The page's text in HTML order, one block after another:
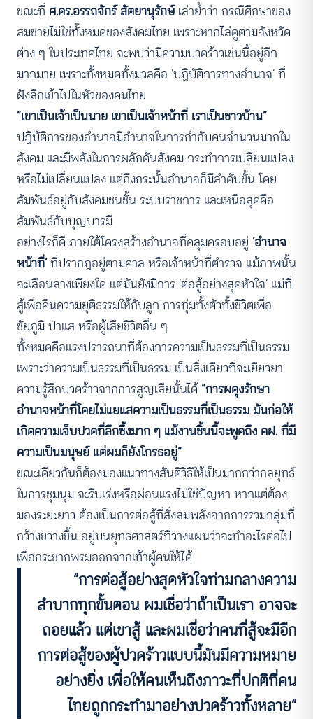
ขณะที่ ศ.ดร.อรรถจักร์ สัตยานุรักษ์เล่าย้ำว่า กรณีศึกษาของ
สมชายไม่ใช่ทั้งหมดของสังคมไทย เพราะหากไล่ดูตามจังหวัด
ต่าง ๆ ในประเทศไทย จะพบว่ามีความปวดร้าวเช่นนี้อยู่อีก
มากมาย เพราะทั้งหมดทั้งมวลคือ ‘ปฏิบัติการทางอำนาจ’ ที่
ฝังลึกเข้าไปในหัวของคนไทย
“เขาเป็นเจ้าเป็นนาย เขาเป็นเจ้าหน้าที่ เราเป็นชาวบ้าน”
ปฏิบัติการของอำนาจมีอำนาจในการกำกับคนจำนวนมากใน
สังคม และมีพลังในการผลักดันสังคม กระทำการเปลี่ยนแปลง
หรือไม่เปลี่ยนแปลง แต่ถึงกระนั้นอำนาจก็มีลำดับขั้น โดย
สัมพันธ์อยู่กับสังคมชนชั้น ระบบราชการ และเหนือสุดคือ
สัมพันธ์กับบุญบารมี
อย่างไรก็ดี ภายใต้โครงสร้างอำนาจที่คลุมครอบอยู่ ‘อำนาจ
หน้าที่’ที่ปรากฎอยู่ตามศาล หรือเจ้าหน้าที่ตำรวจ แม้ภาพนั้น
จะเลือนลางเพียงใด แต่มันยังมีการ ‘ต่อสู้อย่างสุดหัวใจ’ แม่ที่
สู้เพื่อคืนความยุติธรรมให้กับลูก การทุ่มทั้งตัวทั้งชีวิตเพื่อ
ชัยภูมิ ป่าแส หรือผู้เสียชีวิตอื่น ๆ
ทั้งหมดคือแรงปรารถนาที่ต้องการความเป็นธรรมที่เป็นธรรม
เพราะว่าความเป็นธรรมที่เป็นธรรม เป็นสิ่งเดียวที่จะเยียวยา
ความรู้สึกปวดร้าวจากการสูญเสียนั้นได้“การผดุงรักษา
อำนาจหน้าที่โดยไม่แยแสความเป็นธรรมที่เป็นธรรม มันก่อให้
เกิดความเจ็บปวดที่ลึกซึ้งมาก ๆ แม้งานชิ้นนี้จะพูดถึง คฝ. ที่มี
ความเป็นมนุษย์ แต่ผมก็ยังโกรธอยู่”
ขณะเดียวกันก็ต้องมองแนวทางสันติวิธีให้เป็นมากกว่ากลยุทธ์
ในการชุมนุม จะรีบเร่งหรือผ่อนแรงไม่ใช่ปัญหา หากแต่ต้อง
มองระยะยาว ต้องเป็นการต่อสู้ที่สั่งสมพลังจากการรวมกลุ่มที่
กว้างขวางขึ้น อยู่บนยุทธศาสตร์ที่วางแผนว่าจะทำอะไรต่อไป
เพื่อกระชากพรมออกจากเท้าผู้คนให้ได้
“การต่อสู้อย่างสุดหัวใจท่ามกลางความ
ลำบากทุกขั้นตอน ผมเชื่อว่าถ้าเป็นเรา อาจจะ
ถอยแล้ว แต่เขาสู้ และผมเชื่อว่าคนที่สู้จะมีอีก
การต่อสู้ของผู้ปวดร้าวแบบนี้มันมีความหมาย
อย่างยิ่ง เพื่อให้คนเห็นถึงภาวะที่ปกติที่คน
ไทยถูกกระทำมาอย่างปวดร้าวทั้งหลาย”